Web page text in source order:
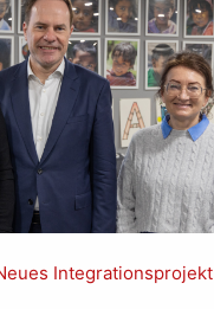
Integrationsprojekt